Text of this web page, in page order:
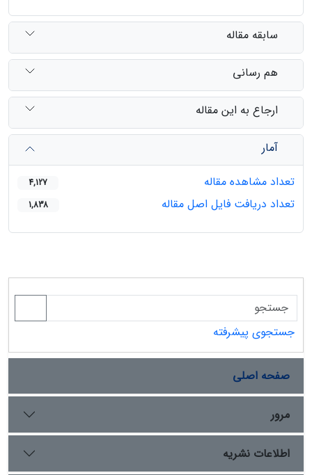
سابقه مقاله
هم رسانی
ارجاع به این مقاله
آمار
تعداد مشاهده مقاله
4,127
تعداد دریافت فایل اصل مقاله 1,838
جستجوی پیشرفته
صفحه اصلی
مرور
اطلاعات نشریه